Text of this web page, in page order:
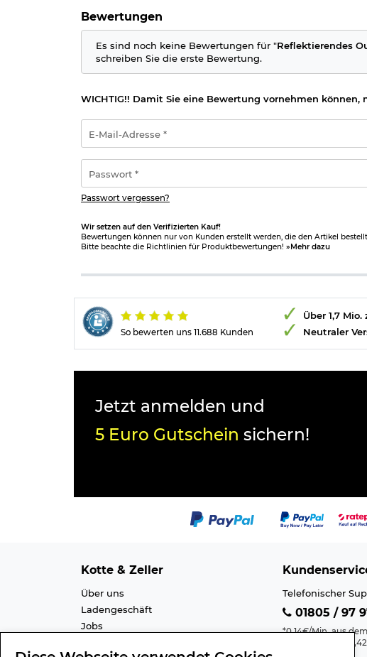
Details zum KH Reflektierendes Otdoor-Set:
reflektierende Gürteltasche mit Reißverschluss,
LED Beleuchtung
2x Blinkmodi 1x Dauerlicht
Signal- Notfallpfeife mit Umhängeband
mit Gürtelclip
Marke: KH
Herstellerinformationen
Bewertungen
Es sind noch keine Bewertungen für "Reflektierendes
schreiben Sie die erste Bewertung.
WICHTIG!! Damit Sie eine Bewertung vornehmen können,
Mail-
Adresse
*
Passwort vergessen?
Wir setzen auf den Verifizierten Kauf!
Bewertungen können nur von Kunden erstellt werden, die den Artikel
Bitte beachte die Richtlinien für Produktbewertungen! »Mehr dazu
So bewerten uns 11.688 Kunden
Über 1,7
Neutraler
Jetzt anmelden und
5 Euro Gutschein sichern!
Kotte & Zeller
Über uns
Ladengeschäft
Jobs
Telefonischer
01805 / 97
*0,14€/Min. aus
Mobilfunk max.